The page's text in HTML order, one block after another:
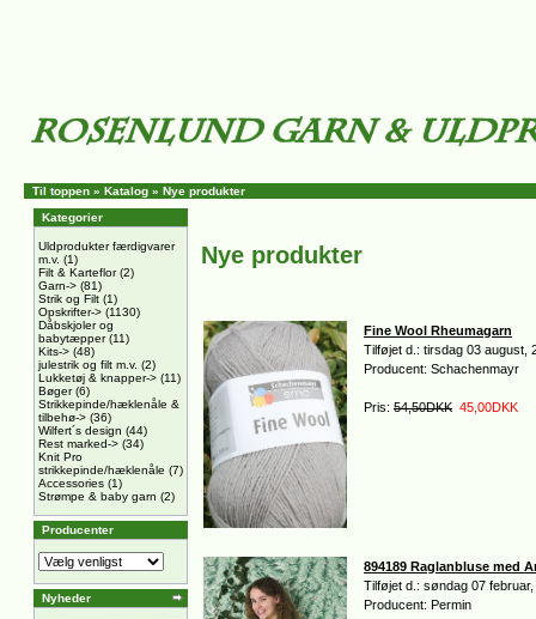
Til toppen » Katalog » Nye produkter
Kategorier
Uldprodukter færdigvarer
m.v. (1)
Filt & Karteflor(2)
Garn-> (81)
Strik og Filt (1)
Opskrifter-> (1130)
Dåbskjoler og
babytæpper(11)
Kits-> (48)
julestrik og filt m.v. (2)
Lukketøj & knapper-> (11)
Bøger(6)
Strikkepinde/hæklenåle &
tilbehø-> (36)
Wilfert´s design (44)
Rest marked-> (34)
Knit Pro
strikkepinde/hæklenåle (7)
Accessories (1)
Strømpe & baby garn (2)
Producenter
Nyheder
Nye produkter
Fine Wool Rheumagarn
Tilføjet d.: tirsdag 03 august,
Producent: Schachenmayr
Pris: 54,50DKK 45,00DKK
894189 Raglanbluse med
Tilføjet d.: søndag 07 februar,
Producent: Permin